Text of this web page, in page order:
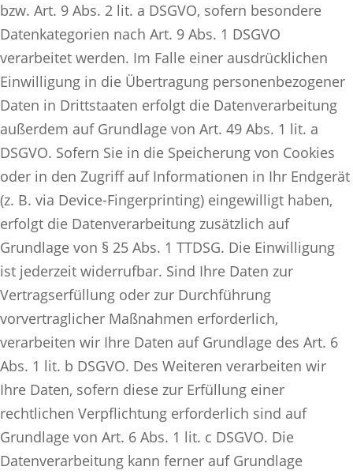
bzw. Art. 9 Abs. 2 lit. a DSGVO, sofern besondere
Datenkategorien nach Art. 9 Abs. 1 DSGVO
verarbeitet werden. Im Falle einer ausdrücklichen
Einwilligung in die Übertragung personenbezogener
Daten in Drittstaaten erfolgt die Datenverarbeitung
außerdem auf Grundlage von Art. 49 Abs. 1 lit. a
DSGVO. Sofern Sie in die Speicherung von Cookies
oder in den Zugriff auf Informationen in Ihr Endgerät
(z. B. via Device-Fingerprinting) eingewilligt haben,
erfolgt die Datenverarbeitung zusätzlich auf
Grundlage von § 25 Abs. 1 TTDSG. Die Einwilligung
ist jederzeit widerrufbar. Sind Ihre Daten zur
Vertragserfüllung oder zur Durchführung
vorvertraglicher Maßnahmen erforderlich,
verarbeiten wir Ihre Daten auf Grundlage des Art. 6
Abs. 1 lit. b DSGVO. Des Weiteren verarbeiten wir
Ihre Daten, sofern diese zur Erfüllung einer
rechtlichen Verpflichtung erforderlich sind auf
Grundlage von Art. 6 Abs. 1 lit. c DSGVO. Die
Datenverarbeitung kann ferner auf Grundlage